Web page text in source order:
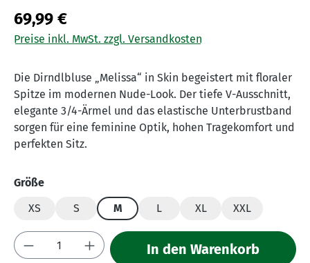
69,99 €
Preise inkl. MwSt. zzgl. Versandkosten
Die Dirndlbluse „Melissa“ in Skin begeistert mit floraler
Spitze im modernen Nude-Look. Der tiefe V-Ausschnitt,
elegante 3/4-Ärmel und das elastische Unterbrustband
sorgen für eine feminine Optik, hohen Tragekomfort und
perfekten Sitz.
Größeauswählen
XS
S M L XL XXL
Produkt Anzahl: Gib den gewünschten
In den Warenkorb